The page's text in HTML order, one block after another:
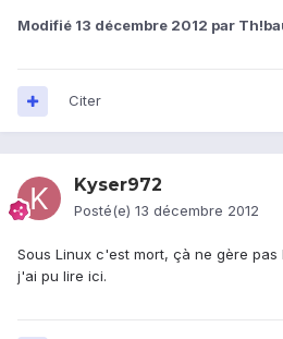
Modifié 13 décembre 2012 par
Citer
Kyser972
Posté(e) 13 décembre 2012
Sous Linux c'est mort, çà ne gère
j'ai pu lire ici.